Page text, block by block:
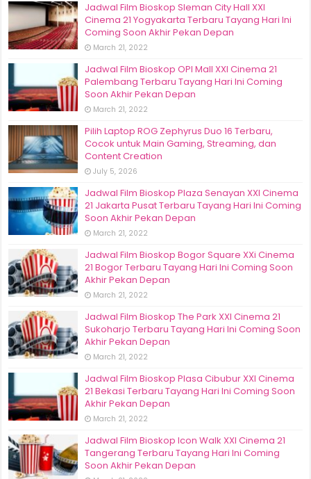
Jadwal Film Bioskop Sleman City Hall XXI
Cinema 21 Yogyakarta Terbaru Tayang Hari Ini
Coming Soon Akhir Pekan Depan
March 21, 2022
Jadwal Film Bioskop OPI Mall XXI Cinema 21
Palembang Terbaru Tayang Hari Ini Coming
Soon Akhir Pekan Depan
March 21, 2022
Pilih Laptop ROG Zephyrus Duo 16 Terbaru,
Cocok untuk Main Gaming, Streaming, dan
Content Creation
July 5, 2026
Jadwal Film Bioskop Plaza Senayan XXI Cinema
21 Jakarta Pusat Terbaru Tayang Hari Ini Coming
Soon Akhir Pekan Depan
March 21, 2022
Jadwal Film Bioskop Bogor Square XXi Cinema
21 Bogor Terbaru Tayang Hari Ini Coming Soon
Akhir Pekan Depan
March 21, 2022
Jadwal Film Bioskop The Park XXI Cinema 21
Sukoharjo Terbaru Tayang Hari Ini Coming Soon
Akhir Pekan Depan
March 21, 2022
Jadwal Film Bioskop Plasa Cibubur XXI Cinema
21 Bekasi Terbaru Tayang Hari Ini Coming Soon
Akhir Pekan Depan
March 21, 2022
Jadwal Film Bioskop Icon Walk XXI Cinema 21
Tangerang Terbaru Tayang Hari Ini Coming
Soon Akhir Pekan Depan